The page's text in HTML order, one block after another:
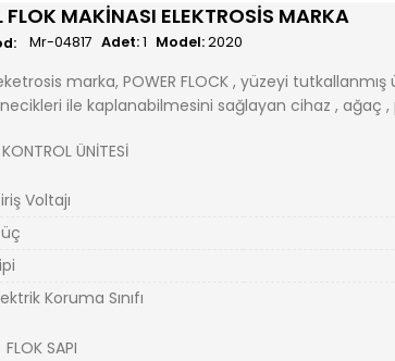
FLOK MAKINASI ELEKTROSIS MARKA
Adet:1 Model:2020
Mr-04817
marka, POWER FLOCK , yüzeyi
ile kaplanabilmesini sağlayan cihaz , ağaç
KONTROL ÜNİTESİ
Voltajı
Koruma Sınıfı
FLOK SAPI